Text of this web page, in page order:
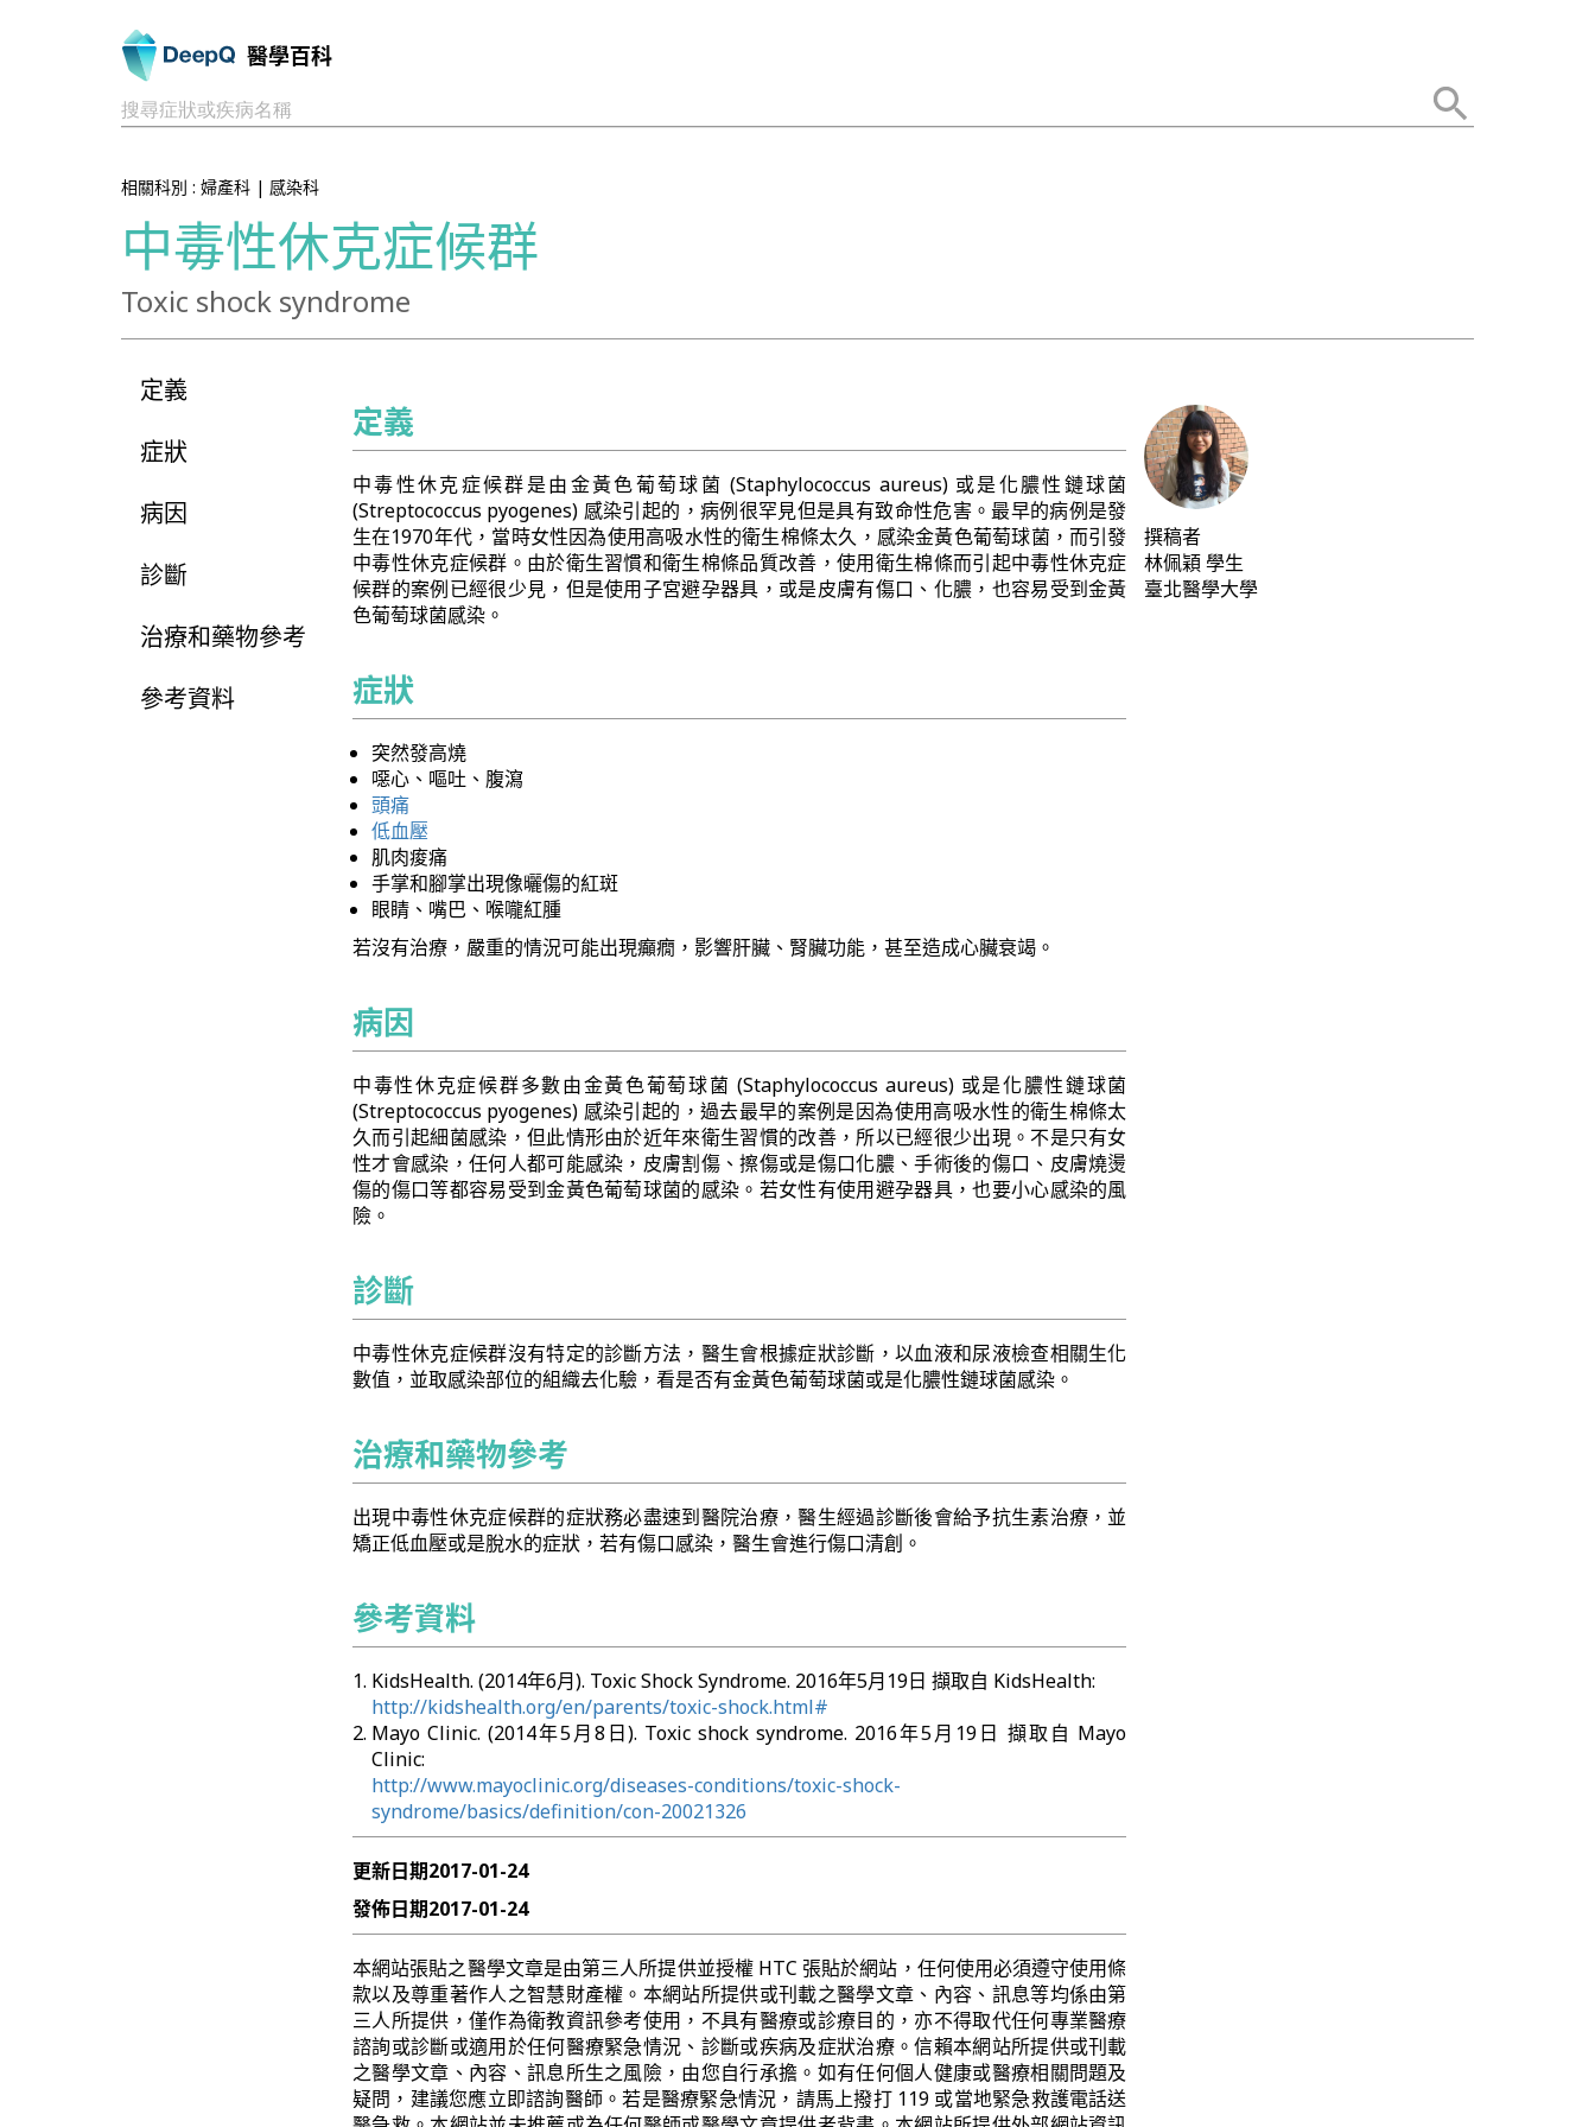
醫學百科
搜尋症狀或疾病名稱
相關科別 : 婦產科 | 感染科
中毒性休克症候群
Toxic shock syndrome
定義
症狀
病因
診斷
治療和藥物參考
參考資料
定義
中毒性休克症候群是由金黃色葡萄球菌 (Staphylococcus aureus) 或是化膿性鏈球菌
(Streptococcus pyogenes) 感染引起的，病例很罕見但是具有致命性危害。最早的病例是發
生在1970年代，當時女性因為使用高吸水性的衛生棉條太久，感染金黃色葡萄球菌，而引發
中毒性休克症候群。由於衛生習慣和衛生棉條品質改善，使用衛生棉條而引起中毒性休克症
候群的案例已經很少見，但是使用子宮避孕器具，或是皮膚有傷口、化膿，也容易受到金黃
色葡萄球菌感染。
症狀
突然發高燒
噁心、嘔吐、腹瀉
頭痛
低血壓
肌肉痠痛
手掌和腳掌出現像曬傷的紅斑
眼睛、嘴巴、喉嚨紅腫
若沒有治療，嚴重的情況可能出現癲癇，影響肝臟、腎臟功能，甚至造成心臟衰竭。
病因
中毒性休克症候群多數由金黃色葡萄球菌 (Staphylococcus aureus) 或是化膿性鏈球菌
(Streptococcus pyogenes) 感染引起的，過去最早的案例是因為使用高吸水性的衛生棉條太
久而引起細菌感染，但此情形由於近年來衛生習慣的改善，所以已經很少出現。不是只有女
性才會感染，任何人都可能感染，皮膚割傷、擦傷或是傷口化膿、手術後的傷口、皮膚燒燙
傷的傷口等都容易受到金黃色葡萄球菌的感染。若女性有使用避孕器具，也要小心感染的風
險。
診斷
中毒性休克症候群沒有特定的診斷方法，醫生會根據症狀診斷，以血液和尿液檢查相關生化
數值，並取感染部位的組織去化驗，看是否有金黃色葡萄球菌或是化膿性鏈球菌感染。
治療和藥物參考
出現中毒性休克症候群的症狀務必盡速到醫院治療，醫生經過診斷後會給予抗生素治療，並
矯正低血壓或是脫水的症狀，若有傷口感染，醫生會進行傷口清創。
參考資料
KidsHealth. (2014年6月). Toxic Shock Syndrome. 2016年5月19日 擷取自 KidsHealth:
http://kidshealth.org/en/parents/toxic-shock.html#
Mayo Clinic. (2014年5月8日). Toxic shock syndrome. 2016年5月19日 擷取自 Mayo
Clinic:
http://www.mayoclinic.org/diseases-conditions/toxic-shock-
syndrome/basics/definition/con-20021326
更新日期2017-01-24
發佈日期2017-01-24
本網站張貼之醫學文章是由第三人所提供並授權 HTC 張貼於網站，任何使用必須遵守使用條
款以及尊重著作人之智慧財產權。本網站所提供或刊載之醫學文章、內容、訊息等均係由第
三人所提供，僅作為衛教資訊參考使用，不具有醫療或診療目的，亦不得取代任何專業醫療
諮詢或診斷或適用於任何醫療緊急情況、診斷或疾病及症狀治療。信賴本網站所提供或刊載
之醫學文章、內容、訊息所生之風險，由您自行承擔。如有任何個人健康或醫療相關問題及
疑問，建議您應立即諮詢醫師。若是醫療緊急情況，請馬上撥打 119 或當地緊急救護電話送
撰稿者
林佩穎 學生
臺北醫學大學